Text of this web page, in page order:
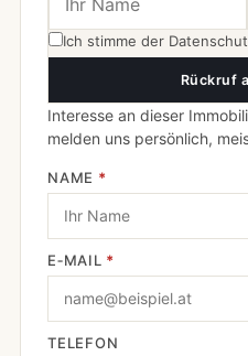
Ich stimme der
Rückruf
Interesse an dieser
melden uns persönlich,
NAME *
E‑MAIL *
TELEFON